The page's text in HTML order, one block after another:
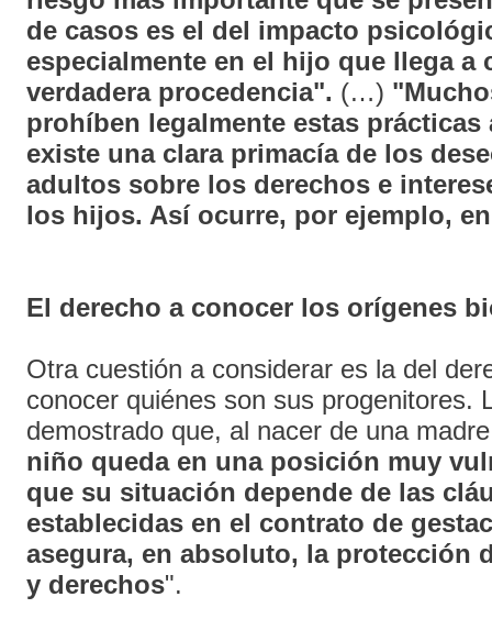
de casos es el del impacto
especialmente en el hijo que llega a
verdadera procedencia". (…)
prohíben legalmente estas prácticas
existe una clara primacía de los
adultos sobre los derechos e
los hijos. Así ocurre, por ejemplo,
El derecho a conocer los orígenes
Otra cuestión a considerar es la del
conocer quiénes son sus progenitores.
demostrado que, al nacer de una
niño queda en una posición muy
que su situación depende de las
establecidas en el contrato de
asegura, en absoluto, la protección
y derechos".